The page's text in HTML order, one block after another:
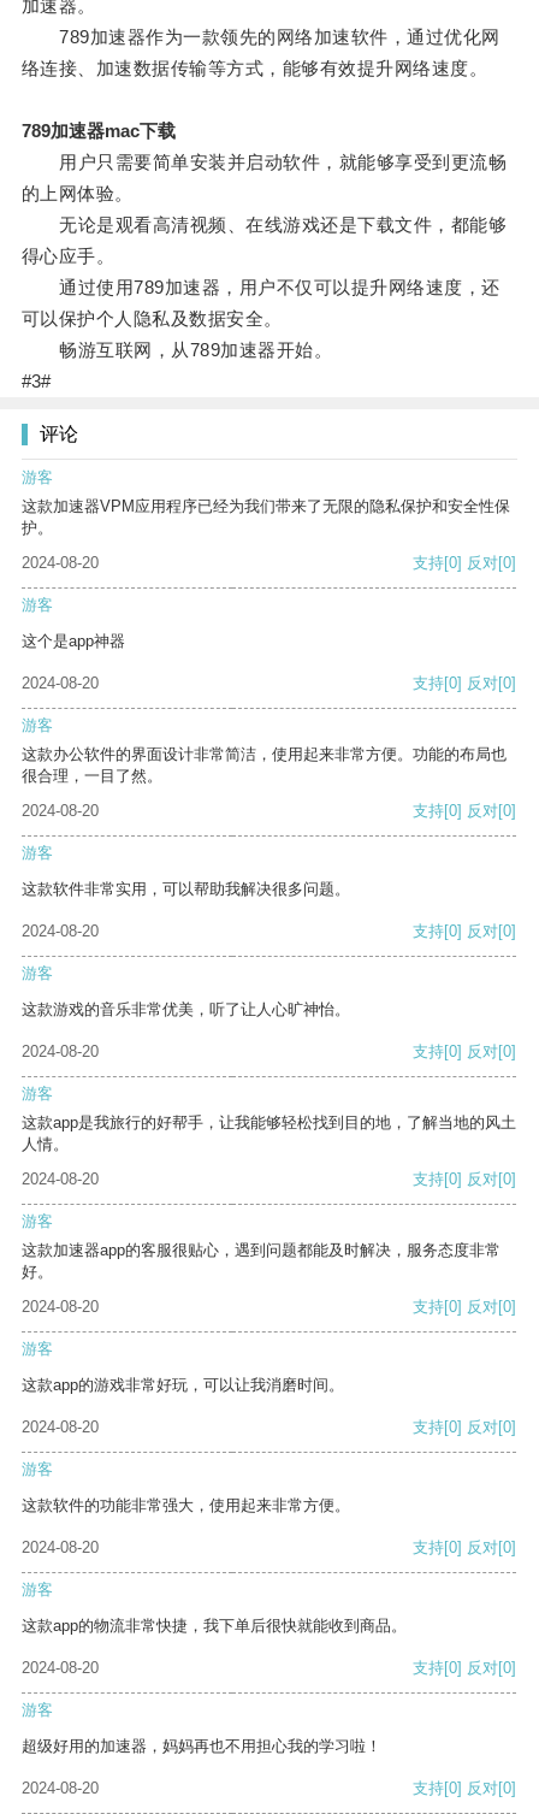
加速器。
789加速器作为一款领先的网络加速软件，通过优化网
络连接、加速数据传输等方式，能够有效提升网络速度。
789加速器mac下载
用户只需要简单安装并启动软件，就能够享受到更流畅
的上网体验。
无论是观看高清视频、在线游戏还是下载文件，都能够
得心应手。
通过使用789加速器，用户不仅可以提升网络速度，还
可以保护个人隐私及数据安全。
畅游互联网，从789加速器开始。
#3#
评论
游客
这款加速器VPM应用程序已经为我们带来了无限的隐私保护和安全性保
护。
2024-08-20
支持[0] 反对[0]
游客
这个是app神器
2024-08-20 支持[0] 反对[0]
游客
这款办公软件的界面设计非常简洁，使用起来非常方便。功能的布局也
很合理，一目了然。
2024-08-20
支持[0] 反对[0]
游客
这款软件非常实用，可以帮助我解决很多问题。
2024-08-20 支持[0] 反对[0]
游客
这款游戏的音乐非常优美，听了让人心旷神怡。
2024-08-20 支持[0] 反对[0]
游客
这款app是我旅行的好帮手，让我能够轻松找到目的地，了解当地的风土
人情。
2024-08-20
支持[0] 反对[0]
游客
这款加速器app的客服很贴心，遇到问题都能及时解决，服务态度非常
好。
2024-08-20
支持[0] 反对[0]
游客
这款app的游戏非常好玩，可以让我消磨时间。
2024-08-20 支持[0] 反对[0]
游客
这款软件的功能非常强大，使用起来非常方便。
2024-08-20 支持[0] 反对[0]
游客
这款app的物流非常快捷，我下单后很快就能收到商品。
2024-08-20 支持[0] 反对[0]
游客
超级好用的加速器，妈妈再也不用担心我的学习啦！
2024-08-20 支持[0] 反对[0]